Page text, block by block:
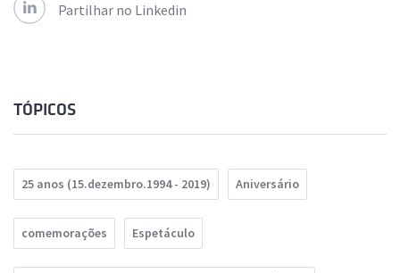
Partilhar no Linkedin
TÓPICOS
25 anos (15.dezembro.1994 - 2019) Aniversário
comemorações Espetáculo